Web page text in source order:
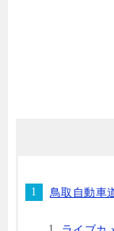
鳥取自動車